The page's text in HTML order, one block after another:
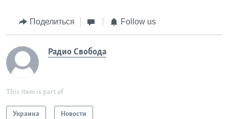
Поделиться Follow us
Радио Свобода
This item is part of
Украина Новости